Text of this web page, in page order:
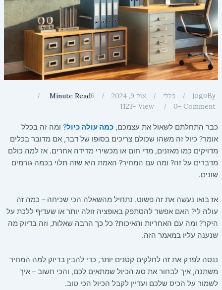
By
jogo כללי אוק 9, 2024 6
Minute Read
0
Comment -
1123 View -
כבר התחלתם לשאול את עצמכם, כמה עולה כיול?ומה זה בכלל
אומר? כיול זה משהו שכולם צריכים בסופו של דבר, אם מדובר בכלים
מדויקים כמו מאזנים, מדי חום או מכשירי מדידה אחרים. אז למה כולם
מדברים על זה? ומה עם המחיר? האמת היא שזה תלוי בכמה גורמים
שונים.
אז בואו נעשה את זה פשוט. נתחיל מהשאלה הכי שכיחה – כמה זה
עולה לי? האם אפשר להסתפק באופציה זולה יותר או שעדיף ללכת על
היקר? ומה עם האחריות והאיכות? כל כך הרבה שאלות, וזה בדיוק מה
שנענה עליו במאמר הזה.
ננסה לפרק את זה לחלקים קטנים יותר, כדי להבין בדיוק למה המחיר
משתנה, איך לבחור את סוג הכיול שמתאים לכם, והכי חשוב – איך
לשמור על הכיס שלכם ועדיין לקבל הכיול הכי טוב.